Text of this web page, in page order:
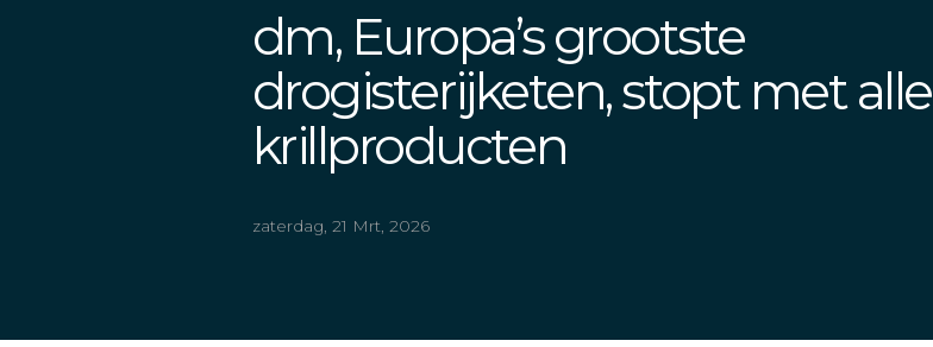
dm, Europa’s grootste
drogisterijketen, stopt met alle
krillproducten
zaterdag, 21 Mrt, 2026